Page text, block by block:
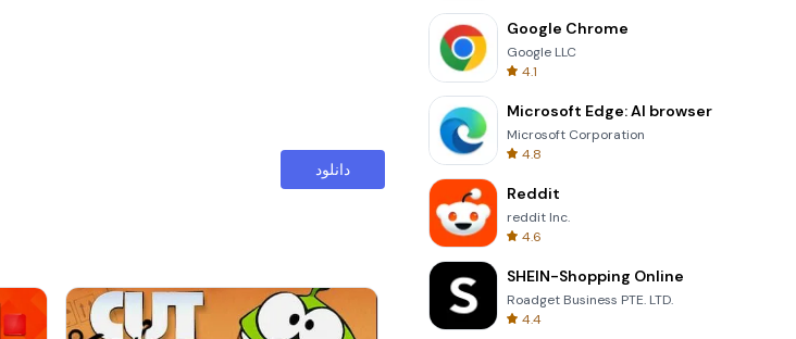
دانلود
Google Chrome
Google LLC
4.1
Microsoft Edge: AI browser
Microsoft Corporation
4.8
Reddit
reddit Inc.
4.6
SHEIN-Shopping Online
Roadget Business PTE. LTD.
4.4